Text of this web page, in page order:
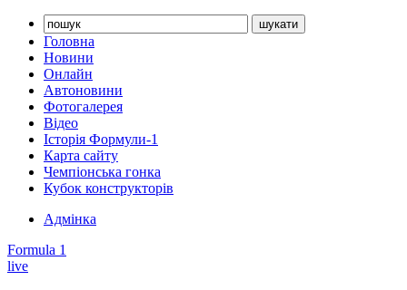
Головна
Новини
Онлайн
Автоновини
Фотогалерея
Відео
Історія Формули-1
Карта сайту
Чемпіонська гонка
Кубок конструкторів
Адмінка
Formula 1
live